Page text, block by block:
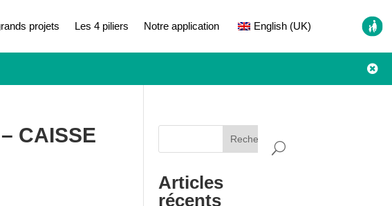
projets Les 4 piliers Notre application English (UK)

CAISSE
Rechercher
Articles
récents